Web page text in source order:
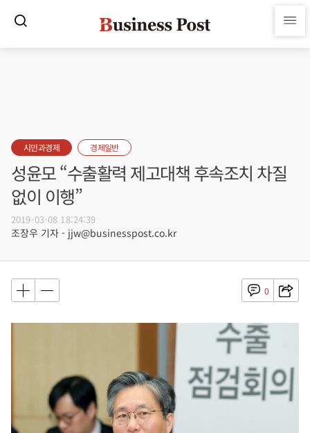
시민과경제 경제일반
성윤모 “수출활력 제고대책 후속조치 차질
없이 이행”
2019-03-08 18:24:39
조장우 기자 - jjw@businesspost.co.kr
0